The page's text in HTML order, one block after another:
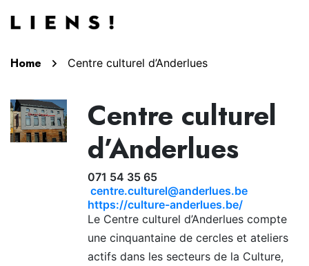
Home Centre culturel d’Anderlues
Centre culturel
d’Anderlues
071 54 35 65
centre.culturel@anderlues.be
https://culture-anderlues.be/
Le Centre culturel d’Anderlues compte
une cinquantaine de cercles et ateliers
actifs dans les secteurs de la Culture,